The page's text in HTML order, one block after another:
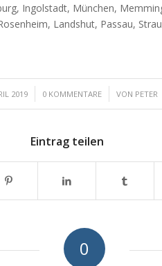
Ingolstadt, München,
Landshut, Passau,
2019 0 KOMMENTARE
/ VON PETER
Eintrag teilen
0